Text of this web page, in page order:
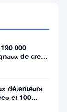
000
de creux
détenteurs
et 100